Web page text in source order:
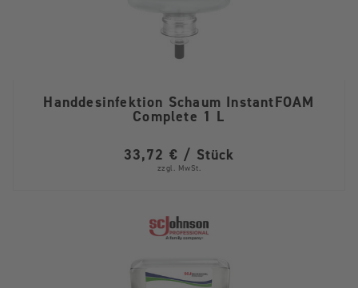
Handdesinfektion Schaum InstantFOAM
Complete 1 L
33,72 € / Stück
zzgl. MwSt.